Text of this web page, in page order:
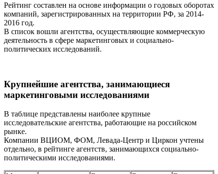
Рейтинг составлен на основе информации о годовых оборотах
компаний, зарегистрированных на территории РФ, за 2014-
2016 год.
В список вошли агентства, осуществляющие коммерческую
деятельность в сфере маркетинговых и социально-
политических исследований.
Крупнейшие агентства, занимающиеся
маркетинговыми исследованиями
В таблице представлены наиболее крупные
исследовательские агентства, работающие на российском
рынке.
Компании ВЦИОМ, ФОМ, Левада-Центр и Циркон учтены
отдельно, в рейтинге агентств, занимающихся социально-
политическими исследованиями.